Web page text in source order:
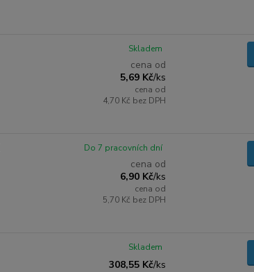
cena od
5,69 Kč/ks
cena od
4,70 Kč bez DPH
Skladem
cena od
6,90 Kč/ks
cena od
5,70 Kč bez DPH
Do 7 pracovních dní
308,55 Kč/ks
Skladem